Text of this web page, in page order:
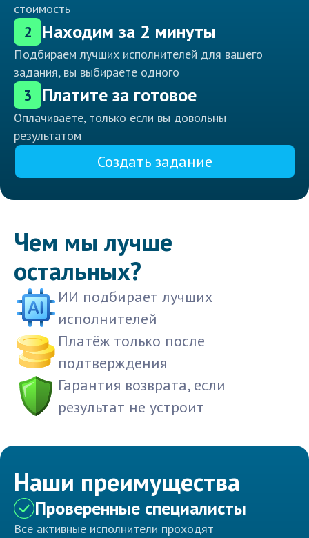
стоимость
2 Находим за 2 минуты
Подбираем лучших исполнителей для вашего
задания, вы выбираете одного
3 Платите за готовое
Оплачиваете, только если вы довольны
результатом
Создать задание
Чем мы лучше
остальных?
ИИ подбирает лучших
исполнителей
Платёж только после
подтверждения
Гарантия возврата, если
результат не устроит
Наши преимущества
Проверенные специалисты
Все активные исполнители проходят